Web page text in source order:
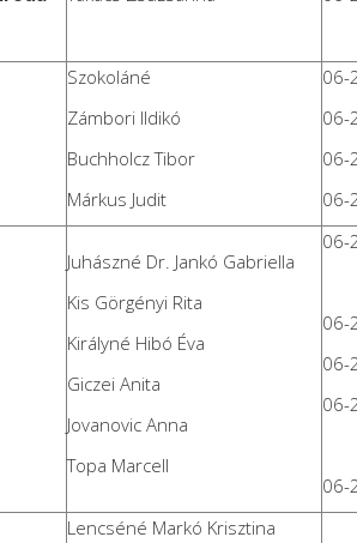
Szokoláné
Zámbori Ildikó
Buchholcz Tibor
Márkus Judit
06-
06-
06-
06-
Juhászné Dr. Jankó Gabriella
Kis Görgényi Rita
Királyné Hibó Éva
Giczei Anita
Jovanovic Anna
Topa Marcell
06-
06-
06-
06-
06-
Lencséné Markó Krisztina